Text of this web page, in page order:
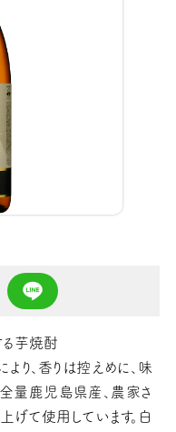
芋焼酎
り、香りは控えめに、味
量鹿児島県産、農家さ
げて使用しています。白